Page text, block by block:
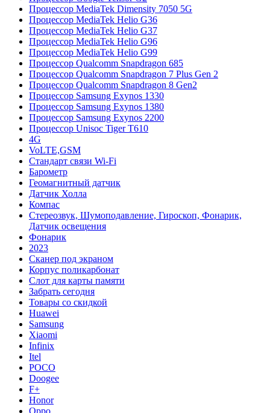
Процессор MediaTek Dimensity 7050 5G
Процессор MediaTek Helio G36
Процессор MediaTek Helio G37
Процессор MediaTek Helio G96
Процессор MediaTek Helio G99
Процессор Qualcomm Snapdragon 685
Процессор Qualcomm Snapdragon 7 Plus Gen 2
Процессор Qualcomm Snapdragon 8 Gen2
Процессор Samsung Exynos 1330
Процессор Samsung Exynos 1380
Процессор Samsung Exynos 2200
Процессор Unisoc Tiger T610
4G
VoLTE,GSM
Cтандарт связи Wi-Fi
Барометр
Геомагнитный датчик
Датчик Холла
Компас
Стереозвук, Шумоподавление, Гироскоп, Фонарик,
Датчик освещения
Фонарик
2023
Сканер под экраном
Корпус поликарбонат
Слот для карты памяти
Забрать сегодня
Товары со скидкой
Huawei
Samsung
Xiaomi
Infinix
Itel
POCO
Doogee
F+
Honor
Oppo